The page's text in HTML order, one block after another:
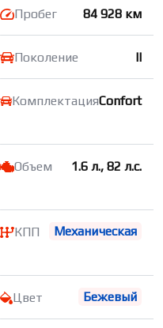
Пробег 84 928 км
Поколение II
КомплектацияConfort
Объем 1.6 л., 82 л.с.
КПП Механическая
Цвет Бежевый